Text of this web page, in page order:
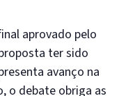
aprovado pelo
ter sido
avanço na
o debate obriga as